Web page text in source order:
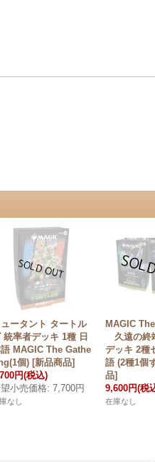
ュータント タートル
統率者デッキ 1種 日
MAGIC The Gathe
個) [新品商品]
円(税込)
小売価格: 7,700円
なし
MAGIC
久遠の
デッキ 2
語 (2種1個
品]
9,600円(税
在庫なし